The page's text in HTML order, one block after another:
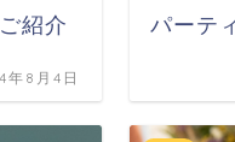
紹介
年8月4日
パーテ